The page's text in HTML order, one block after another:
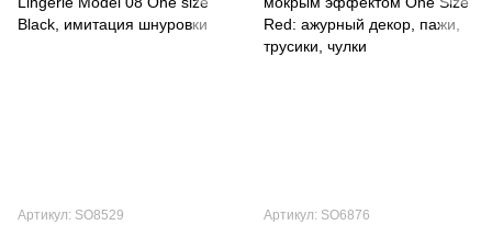
Артикул: SO8529 Артикул: SO6876